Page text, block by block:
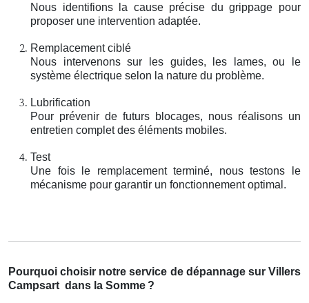
Nous identifions la cause précise du grippage pour
proposer une intervention adaptée.
Remplacement ciblé
Nous intervenons sur les guides, les lames, ou le
système électrique selon la nature du problème.
Lubrification
Pour prévenir de futurs blocages, nous réalisons un
entretien complet des éléments mobiles.
Test
Une fois le remplacement terminé, nous testons le
mécanisme pour garantir un fonctionnement optimal.
Pourquoi choisir notre service de dépannage sur Villers
Campsart dans la Somme ?